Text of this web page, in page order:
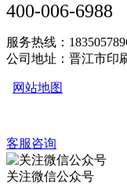
400-006-6988
服务热线：
公司地址：晋江市印
网站地图
客服咨询
关注微信公众号